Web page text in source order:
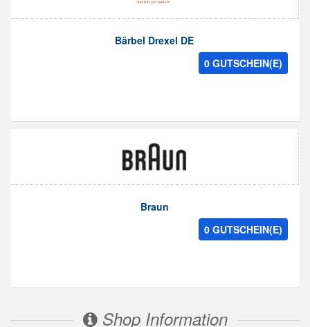
Bärbel Drexel DE
0 GUTSCHEIN(E)
Braun
0 GUTSCHEIN(E)
Shop Information